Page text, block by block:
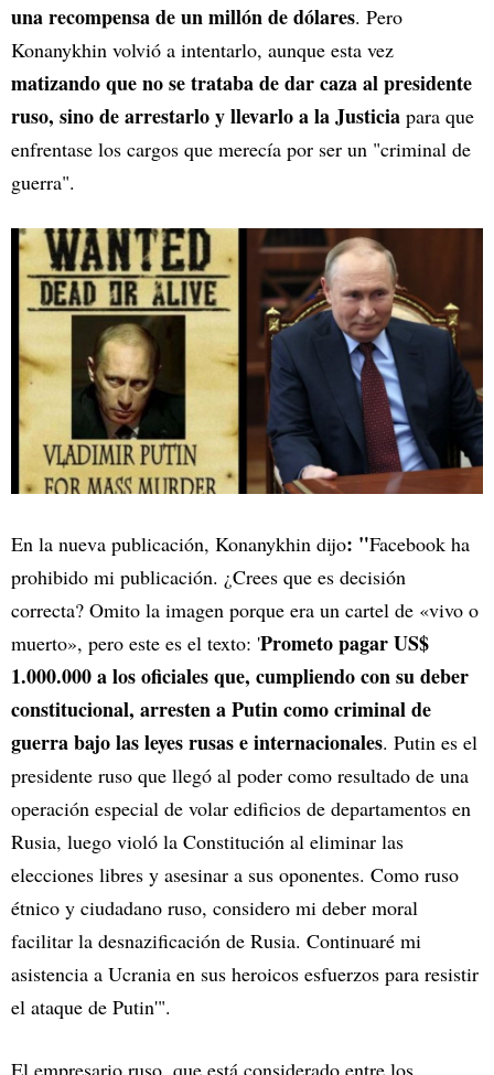
una recompensa de un millón de dólares. Pero
Konanykhin volvió a intentarlo, aunque esta vez
matizando que no se trataba de dar caza al presidente
ruso, sino de arrestarlo y llevarlo a la Justicia para que
enfrentase los cargos que merecía por ser un "criminal de
guerra".
En la nueva publicación, Konanykhin dijo: "Facebook ha
prohibido mi publicación. ¿Crees que es decisión
correcta? Omito la imagen porque era un cartel de «vivo o
muerto», pero este es el texto: 'Prometo pagar US$
1.000.000 a los oficiales que, cumpliendo con su deber
constitucional, arresten a Putin como criminal de
guerra bajo las leyes rusas e internacionales. Putin es el
presidente ruso que llegó al poder como resultado de una
operación especial de volar edificios de departamentos en
Rusia, luego violó la Constitución al eliminar las
elecciones libres y asesinar a sus oponentes. Como ruso
étnico y ciudadano ruso, considero mi deber moral
facilitar la desnazificación de Rusia. Continuaré mi
asistencia a Ucrania en sus heroicos esfuerzos para resistir
el ataque de Putin'".
El empresario ruso, que está considerado entre los